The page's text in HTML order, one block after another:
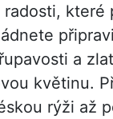
a
květinu.
rýži až